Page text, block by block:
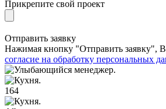
Прикрепите свой проект
Отправить заявку
Нажимая кнопку "Отправить заявку",
согласие на обработку персональных
164